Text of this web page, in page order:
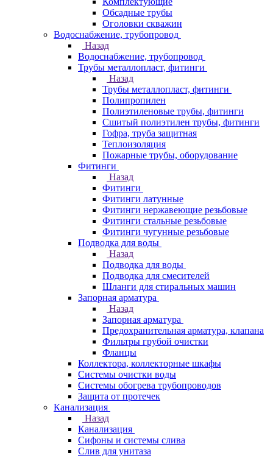
Обсадные трубы
Оголовки скважин
Водоснабжение, трубопровод
Назад
Водоснабжение, трубопровод
Трубы металлопласт, фитинги
Назад
Трубы металлопласт, фитинги
Полипропилен
Полиэтиленовые трубы, фитинги
Сшитый полиэтилен трубы, фитинги
Гофра, труба защитная
Теплоизоляция
Пожарные трубы, оборудование
Фитинги
Назад
Фитинги
Фитинги латунные
Фитинги нержавеющие резьбовые
Фитинги стальные резьбовые
Фитинги чугунные резьбовые
Подводка для воды
Назад
Подводка для воды
Подводка для смесителей
Шланги для стиральных машин
Запорная арматура
Назад
Запорная арматура
Предохранительная арматура, клапана
Фильтры грубой очистки
Фланцы
Коллектора, коллекторные шкафы
Системы очистки воды
Системы обогрева трубопроводов
Защита от протечек
Канализация
Назад
Канализация
Сифоны и системы слива
Слив для унитаза